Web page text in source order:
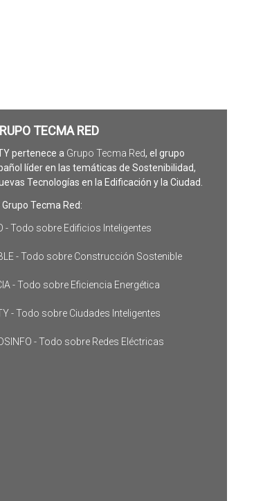
TECMA RED
pertenece a Grupo Tecma Red, el grupo
líder en las temáticas de Sostenibilidad,
Tecnologías en la Edificación y la Ciudad.
Tecma Red:
- Todo sobre Edificios Inteligentes
- Todo sobre Construcción Sostenible
- Todo sobre Eficiencia Energética
- Todo sobre Ciudades Inteligentes
- Todo sobre Redes Eléctricas